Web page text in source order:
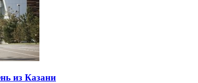
из Казани